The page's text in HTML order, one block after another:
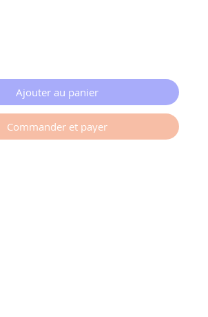
Ajouter au panier
Commander et payer